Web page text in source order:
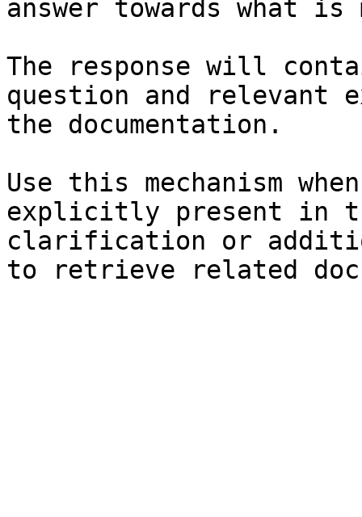
answer towards what
The response will
question and relevant
the documentation.
Use this mechanism
explicitly present in
clarification or